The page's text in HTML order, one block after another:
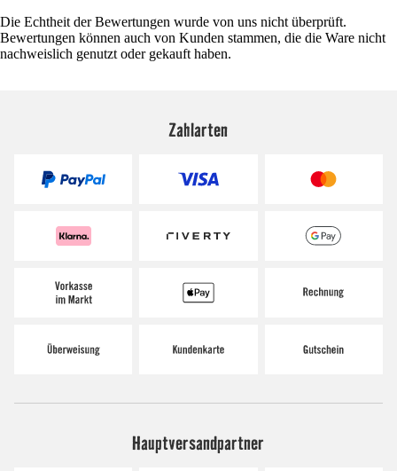
Die Echtheit der Bewertungen wurde von uns nicht überprüft.
Bewertungen können auch von Kunden stammen, die die Ware nicht
nachweislich genutzt oder gekauft haben.
Zahlarten
Hauptversandpartner